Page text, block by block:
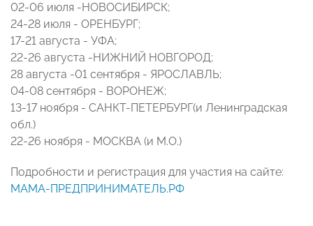
02-06 июля -НОВОСИБИРСК;
24-28 июля - ОРЕНБУРГ;
17-21 августа - УФА;
22-26 августа -НИЖНИЙ НОВГОРОД;
28 августа -01 сентября - ЯРОСЛАВЛЬ;
04-08 сентября - ВОРОНЕЖ;
13-17 ноября - САНКТ-ПЕТЕРБУРГ(и Ленинградская
обл.)
22-26 ноября - МОСКВА (и М.О.)
Подробности и регистрация для участия на сайте:
МАМА-ПРЕДПРИНИМАТЕЛЬ.РФ